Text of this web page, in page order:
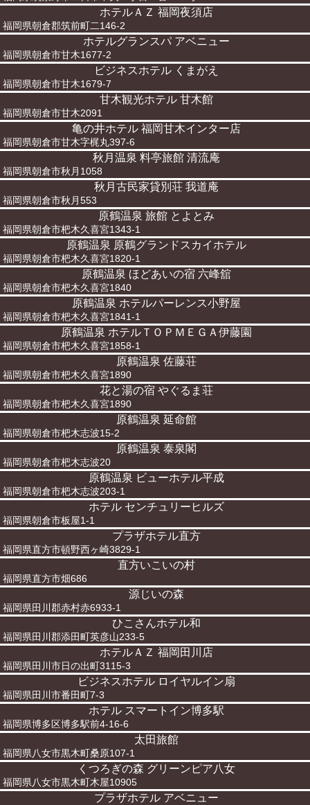
ホテルＡＺ 福岡夜須店
福岡県朝倉郡筑前町二146-2
ホテルグランスパ アベニュー
福岡県朝倉市甘木1677-2
ビジネスホテル くまがえ
福岡県朝倉市甘木1679-7
甘木観光ホテル 甘木館
福岡県朝倉市甘木2091
亀の井ホテル 福岡甘木インター店
福岡県朝倉市甘木字梶丸397-6
秋月温泉 料亭旅館 清流庵
福岡県朝倉市秋月1058
秋月古民家貸別荘 我道庵
福岡県朝倉市秋月553
原鶴温泉 旅館 とよとみ
福岡県朝倉市杷木久喜宮1343-1
原鶴温泉 原鶴グランドスカイホテル
福岡県朝倉市杷木久喜宮1820-1
原鶴温泉 ほどあいの宿 六峰舘
福岡県朝倉市杷木久喜宮1840
原鶴温泉 ホテルパーレンス小野屋
福岡県朝倉市杷木久喜宮1841-1
原鶴温泉 ホテルＴＯＰＭＥＧＡ伊藤園
福岡県朝倉市杷木久喜宮1858-1
原鶴温泉 佐藤荘
福岡県朝倉市杷木久喜宮1890
花と湯の宿 やぐるま荘
福岡県朝倉市杷木久喜宮1890
原鶴温泉 延命館
福岡県朝倉市杷木志波15-2
原鶴温泉 泰泉閣
福岡県朝倉市杷木志波20
原鶴温泉 ビューホテル平成
福岡県朝倉市杷木志波203-1
ホテル センチュリーヒルズ
福岡県朝倉市板屋1-1
プラザホテル直方
福岡県直方市頓野西ヶ崎3829-1
直方いこいの村
福岡県直方市畑686
源じいの森
福岡県田川郡赤村赤6933-1
ひこさんホテル和
福岡県田川郡添田町英彦山233-5
ホテルＡＺ 福岡田川店
福岡県田川市日の出町3115-3
ビジネスホテル ロイヤルイン扇
福岡県田川市番田町7-3
ホテル スマートイン博多駅
福岡県博多区博多駅前4-16-6
太田旅館
福岡県八女市黒木町桑原107-1
くつろぎの森 グリーンピア八女
福岡県八女市黒木町木屋10905
プラザホテル アベニュー